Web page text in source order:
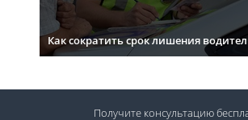
Как сократить срок лишения
Получите консультацию